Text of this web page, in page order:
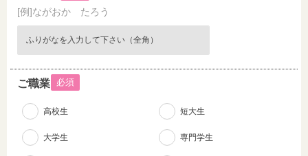
[例]ながおか たろう
必須
ご職業
高校生 短大生
大学生 専門学生